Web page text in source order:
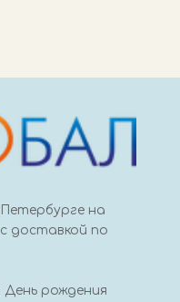
на
доставкой по
рождения